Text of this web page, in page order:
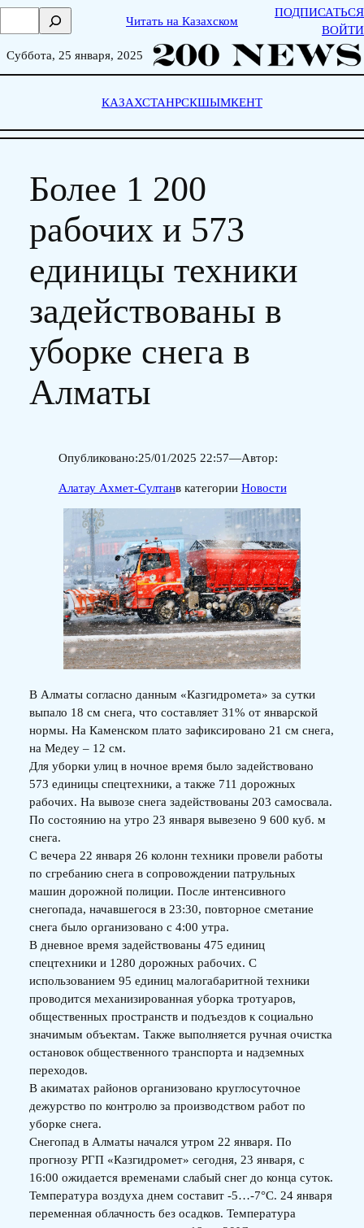
Skip
о
Читать на Казахском
ПОДПИСАТЬСЯ
ВОЙТИ
Суббота, 25 января, 2025
КАЗАХСТАНРСКШЫМКЕНТ
Более 1 200
рабочих и 573
единицы техники
задействованы в
уборке снега в
Алматы
Опубликовано:25/01/2025 22:57—Автор:
Алатау Ахмет-Султанв категории Новости
В Алматы согласно данным «Казгидромета» за сутки
выпало 18 см снега, что составляет 31% от январской
нормы. На Каменском плато зафиксировано 21 см снега,
на Медеу – 12 см.
Для уборки улиц в ночное время было задействовано
573 единицы спецтехники, а также 711 дорожных
рабочих. На вывозе снега задействованы 203 самосвала.
По состоянию на утро 23 января вывезено 9 600 куб. м
снега.
С вечера 22 января 26 колонн техники провели работы
по сгребанию снега в сопровождении патрульных
машин дорожной полиции. После интенсивного
снегопада, начавшегося в 23:30, повторное сметание
снега было организовано с 4:00 утра.
В дневное время задействованы 475 единиц
спецтехники и 1280 дорожных рабочих. С
использованием 95 единиц малогабаритной техники
проводится механизированная уборка тротуаров,
общественных пространств и подъездов к социально
значимым объектам. Также выполняется ручная очистка
остановок общественного транспорта и надземных
переходов.
В акиматах районов организовано круглосуточное
дежурство по контролю за производством работ по
уборке снега.
Снегопад в Алматы начался утром 22 января. По
прогнозу РГП «Казгидромет» сегодня, 23 января, с
16:00 ожидается временами слабый снег до конца суток.
Температура воздуха днем составит -5…-7°С. 24 января
переменная облачность без осадков. Температура